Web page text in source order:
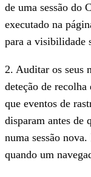
de uma sessão do
executado na
para a visibilidade
2. Auditar os seus
deteção de
que eventos de
disparam antes de
numa sessão
quando um